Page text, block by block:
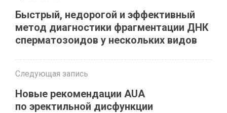
Быстрый, недорогой и эффективный
метод диагностики фрагментации ДНК
сперматозоидов у нескольких видов
Следующая запись
Новые рекомендации AUA
по эректильной дисфункции